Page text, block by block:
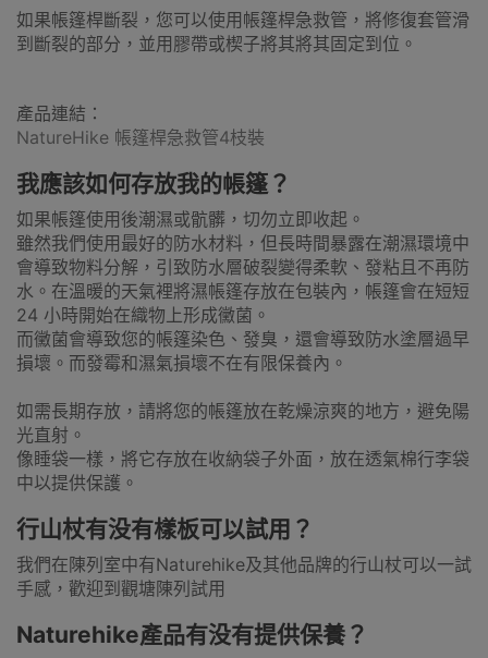
如果帳篷桿斷裂，您可以使用帳篷桿急救管，將修復套管滑
到斷裂的部分，並用膠帶或楔子將其將其固定到位。
產品連結：
NatureHike 帳篷桿急救管4枝裝
我應該如何存放我的帳篷？
如果帳篷使用後潮濕或骯髒，切勿立即收起。
雖然我們使用最好的防水材料，但長時間暴露在潮濕環境中
會導致物料分解，引致防水層破裂變得柔軟、發粘且不再防
水。在溫暖的天氣裡將濕帳篷存放在包裝內，帳篷會在短短
24 小時開始在織物上形成黴菌。
而黴菌會導致您的帳篷染色、發臭，還會導致防水塗層過早
損壞。而發霉和濕氣損壞不在有限保養內。
如需長期存放，請將您的帳篷放在乾燥涼爽的地方，避免陽
光直射。
像睡袋一樣，將它存放在收納袋子外面，放在透氣棉行李袋
中以提供保護。
行山杖有没有樣板可以試用？
我們在陳列室中有Naturehike及其他品牌的行山杖可以一試
手感，歡迎到觀塘陳列試用
Naturehike產品有没有提供保養？